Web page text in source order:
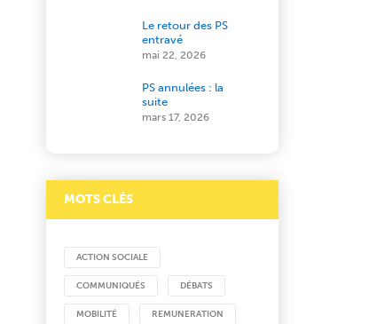
Le retour des PS
entravé
mai 22, 2026
PS annulées : la
suite
mars 17, 2026
MOTS CLÉS
ACTION SOCIALE
COMMUNIQUÉS DÉBATS
MOBILITÉ REMUNERATION